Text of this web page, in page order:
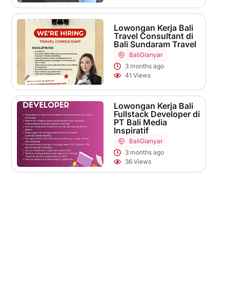
Lowongan Kerja Bali
Travel Consultant di
Bali Sundaram Travel
BaliGianyar
3 months ago
41 Views
Lowongan Kerja Bali
Fullstack Developer di
PT Bali Media
Inspiratif
BaliGianyar
3 months ago
36 Views